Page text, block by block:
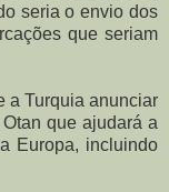
seria o envio dos
que seriam
a Turquia anunciar
que ajudará a
Europa, incluindo